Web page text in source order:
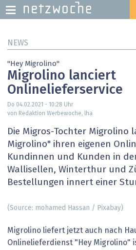
zumNEWS
"Hey Migrolino"
Migrolino lanciert
Onlinelieferservice
Do 04.02.2021 - 10:28 Uhr
von Redaktion Werbewoche, lha
Die Migros-Tochter Migrolino
Migrolino" ihren eigenen
Kundinnen und Kunden in
Wallisellen, Winterthur und
Bestellungen innert einer
(Source: mohamed Hassan / Pixabay)
Migrolino liefert jetzt auch nach
Onlinelieferdienst "Hey Migrolino"